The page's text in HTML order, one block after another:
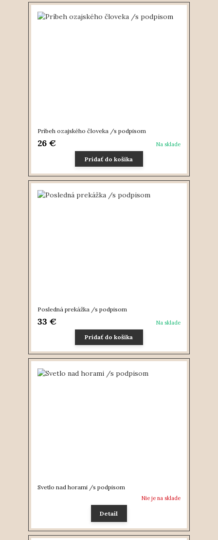
Príbeh ozajského človeka /s podpisom
26 € Na sklade
Pridať do košíka
Posledná prekážka /s podpisom
33 € Na sklade
Pridať do košíka
Svetlo nad horami /s podpisom
Nie je na sklade
Detail